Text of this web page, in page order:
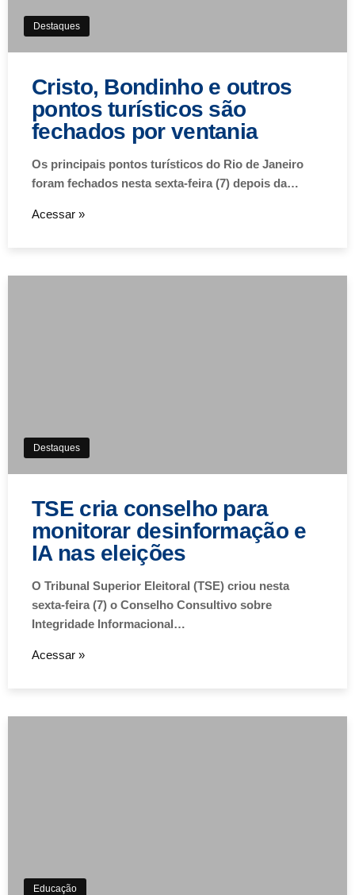
Destaques
Cristo, Bondinho e outros
pontos turísticos são
fechados por ventania
Os principais pontos turísticos do Rio de Janeiro
foram fechados nesta sexta-feira (7) depois da…
Acessar »
Destaques
TSE cria conselho para
monitorar desinformação e
IA nas eleições
O Tribunal Superior Eleitoral (TSE) criou nesta
sexta-feira (7) o Conselho Consultivo sobre
Integridade Informacional…
Acessar »
Educação